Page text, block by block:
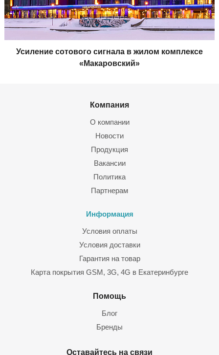
Усиление сотового сигнала в жилом комплексе
«Макаровский»
Компания
О компании
Новости
Продукция
Вакансии
Политика
Партнерам
Информация
Условия оплаты
Условия доставки
Гарантия на товар
Карта покрытия GSM, 3G, 4G в Екатеринбурге
Помощь
Блог
Бренды
Оставайтесь на связи